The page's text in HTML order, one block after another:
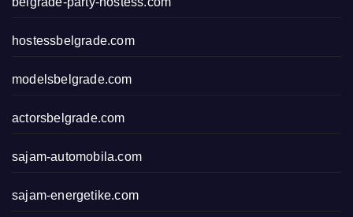
hostessbelgrade.com
modelsbelgrade.com
actorsbelgrade.com
sajam-automobila.com
sajam-energetike.com